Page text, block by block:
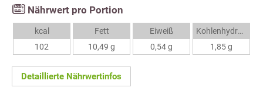
Nährwert pro Portion
kcal
102
Fett
10,49 g
Eiweiß
0,54 g
Kohlenhydrate
1,85 g
Detaillierte Nährwertinfos